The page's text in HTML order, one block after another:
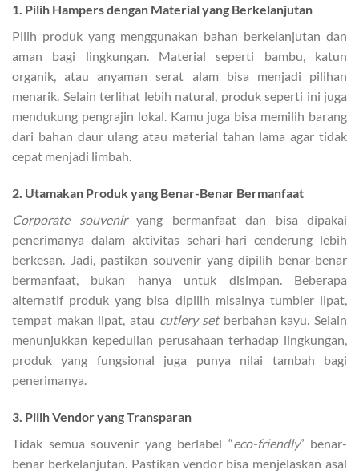
1. Pilih Hampers dengan Material yang Berkelanjutan
Pilih produk yang menggunakan bahan berkelanjutan dan
aman bagi lingkungan. Material seperti bambu, katun
organik, atau anyaman serat alam bisa menjadi pilihan
menarik. Selain terlihat lebih natural, produk seperti ini juga
mendukung pengrajin lokal. Kamu juga bisa memilih barang
dari bahan daur ulang atau material tahan lama agar tidak
cepat menjadi limbah.
2. Utamakan Produk yang Benar-Benar Bermanfaat
Corporate souvenir yang bermanfaat dan bisa dipakai
penerimanya dalam aktivitas sehari-hari cenderung lebih
berkesan. Jadi, pastikan souvenir yang dipilih benar-benar
bermanfaat, bukan hanya untuk disimpan. Beberapa
alternatif produk yang bisa dipilih misalnya tumbler lipat,
tempat makan lipat, atau cutlery set berbahan kayu. Selain
menunjukkan kepedulian perusahaan terhadap lingkungan,
produk yang fungsional juga punya nilai tambah bagi
penerimanya.
3. Pilih Vendor yang Transparan
Tidak semua souvenir yang berlabel “eco-friendly” benar-
benar berkelanjutan. Pastikan vendor bisa menjelaskan asal